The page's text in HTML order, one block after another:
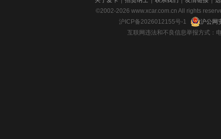
©2002-2026 www.xcar.com.cn All rights
沪ICP备2026012155号-1
沪公网
互联网违法和不良信息举报方式：